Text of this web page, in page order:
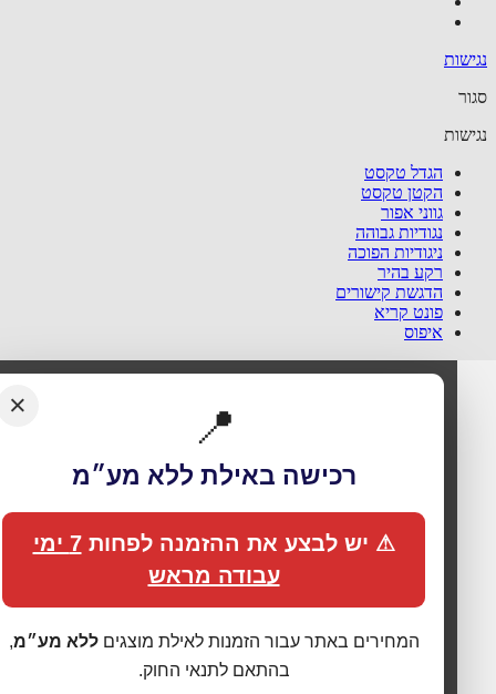
🍪 אנחנו משתמשים בעוגיות כדי לשפר את החוויה
התאמת תכנים ופרסום ממוקד. בלחיצה על
„מאשר הכול”
מסכים לכל הקטגוריות כמפורט במדיניות הפרטיות. באפשרותך
לשנות העדפות בכל עת דרך„העדפות פרטיות”
הגדל טקסט
הקטן טקסט
גווני אפור
נגודיות גבוהה
ניגודיות הפוכה
רקע בהיר
הדגשת קישורים
פונט קריא
איפוס
📍
רכישה באילת ללא מע״מ
⚠ יש לבצע את ההזמנה לפחות 7 ימי
עבודה מראש
המחירים באתר עבור הזמנות לאילת מוצגיםללא מע״מ,
בהתאם לתנאי החוק.